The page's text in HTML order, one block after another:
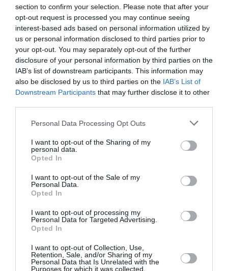
section to confirm your selection. Please note that after your
opt-out request is processed you may continue seeing
interest-based ads based on personal information utilized by
us or personal information disclosed to third parties prior to
your opt-out. You may separately opt-out of the further
disclosure of your personal information by third parties on the
IAB’s list of downstream participants. This information may
also be disclosed by us to third parties on the IAB’s List of
Downstream Participants that may further disclose it to other
Personal Data Processing Opt Outs
I want to opt-out of the Sharing of my
personal data.
Opted In
I want to opt-out of the Sale of my
Personal Data.
Opted In
I want to opt-out of processing my
Personal Data for Targeted Advertising.
Opted In
I want to opt-out of Collection, Use,
Retention, Sale, and/or Sharing of my
Personal Data that Is Unrelated with the
Purposes for which it was collected.
Italia, SCANDAL în biserică. Predică anti-vaccin a
preotului, credincioșii se revoltă
STIRI ITALIA
See
more
Articolul anterior
Noi restricții în România, măștile textile
interzise, FFP2 obligatorii în spațiile
publice
Următorul articol
euro pentru italieni, 15.000 euro pentru
străini
AȚI PUTEA DORI DE
ASEMENEA